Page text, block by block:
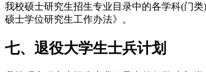
我校硕士研究生招生专业目录中的各学科(门
硕士学位研究生工作办法》。
七、退役大学生士兵计划